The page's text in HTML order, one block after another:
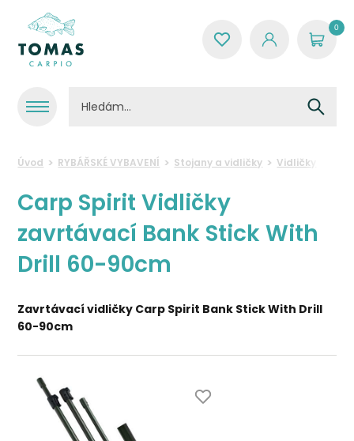
0
Úvod RYBÁŘSKÉ VYBAVENÍ Stojany a vidličky Vidličky
Carp Spirit Vidličky
zavrtávací Bank Stick With
Drill 60-90cm
Zavrtávací vidličky Carp Spirit Bank Stick With Drill
60-90cm